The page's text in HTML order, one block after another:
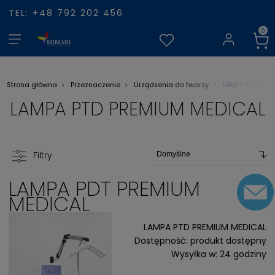
TEL: +48 792 202 456
Strona główna Przeznaczenie Urządzenia do twarzy LAMPA PTD
LAMPA PTD PREMIUM MEDICAL
Filtry
LAMPA PDT PREMIUM
MEDICAL
LAMPA PTD PREMIUM MEDICAL
Dostępność: produkt dostępny
Wysyłka w: 24 godziny